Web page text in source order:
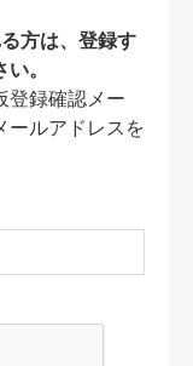
方は、登録す
。
登録確認メー
ールアドレスを